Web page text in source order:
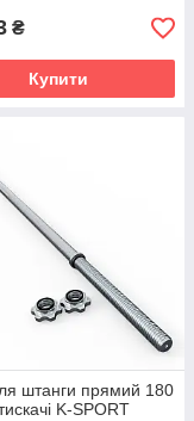
₴
Купити
штанги прямий 180
K-SPORT